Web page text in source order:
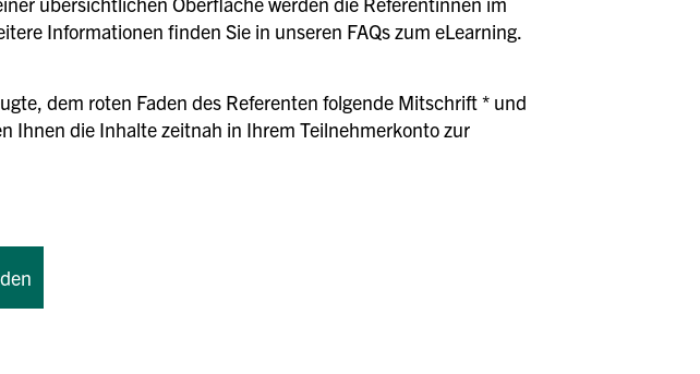
Informationen finden Sie in unseren FAQs zum eLearning.
dem roten Faden des Referenten folgende Mitschrift * und
Ihnen die Inhalte zeitnah in Ihrem Teilnehmerkonto zur